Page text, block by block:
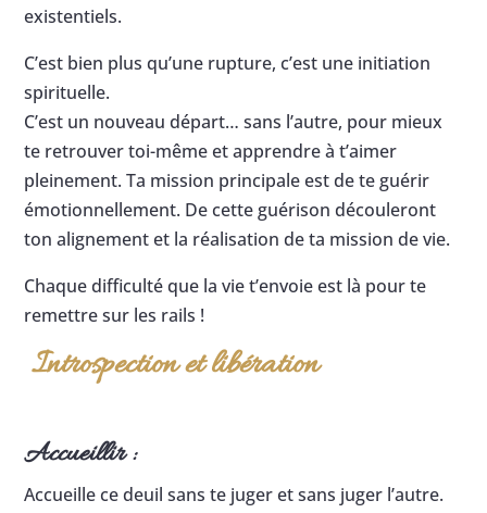
existentiels.
C’est bien plus qu’une rupture, c’est une initiation
spirituelle.
C’est un nouveau départ… sans l’autre, pour mieux
te retrouver toi-même et apprendre à t’aimer
pleinement. Ta mission principale est de te guérir
émotionnellement. De cette guérison découleront
ton alignement et la réalisation de ta mission de vie.
Chaque difficulté que la vie t’envoie est là pour te
remettre sur les rails !
Introspection et libération
Accueillir :
Accueille ce deuil sans te juger et sans juger l’autre.